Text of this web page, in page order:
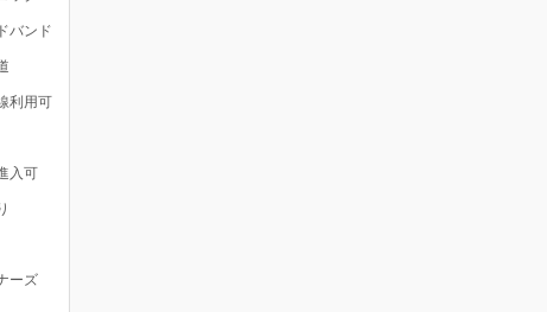
バンド
利用可
入可
ーズ